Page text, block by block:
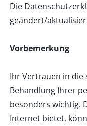
Die
geändert/
Vorbemerkung
Ihr Vertrauen in die
Behandlung Ihrer
besonders wichtig.
Internet bietet,